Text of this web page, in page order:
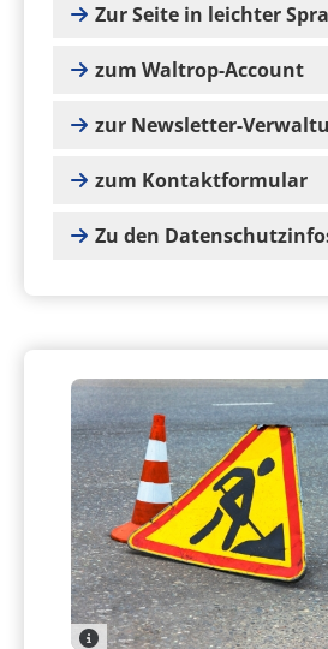
Zur Seite in leichter
zum Waltrop-Account
zur Newsletter-
zum Kontaktformular
Zu den